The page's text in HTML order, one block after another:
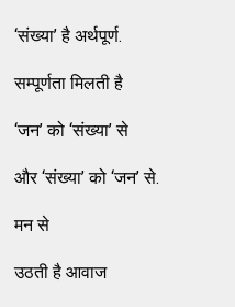
‘संख्या’ है अर्थपूर्ण.
सम्पूर्णता मिलती है
‘जन’ को ‘संख्या’ से
और ‘संख्या’ को ‘जन’ से.
मन से
उठती है आवाज